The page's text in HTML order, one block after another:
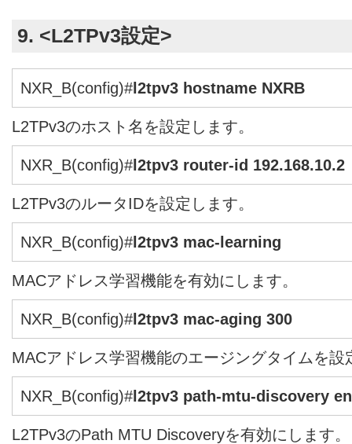
9. <L2TPv3設定>
NXR_B(config)#l2tpv3 hostname NXRB
L2TPv3のホスト名を設定します。
NXR_B(config)#l2tpv3 router-id 192.168.10.2
L2TPv3のルータIDを設定します。
NXR_B(config)#l2tpv3 mac-learning
MACアドレス学習機能を有効にします。
NXR_B(config)#l2tpv3 mac-aging 300
MACアドレス学習機能のエージングタイムを設
NXR_B(config)#l2tpv3 path-mtu-discovery
L2TPv3のPath MTU Discoveryを有効にします。